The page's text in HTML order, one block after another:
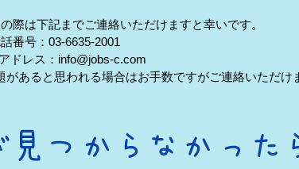
際は下記までご連絡いただけますと幸いです。
番号：03-6635-2001
ドレス：info@jobs-c.com
あると思われる場合はお手数ですがご連絡いただけ